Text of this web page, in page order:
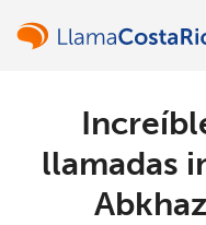
llamadas